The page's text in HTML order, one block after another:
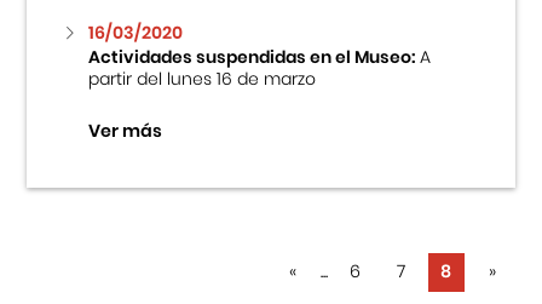
16/03/2020
Actividades suspendidas en el Museo:A
partir del lunes 16 de marzo
Ver más
« ... 6 7 8 »